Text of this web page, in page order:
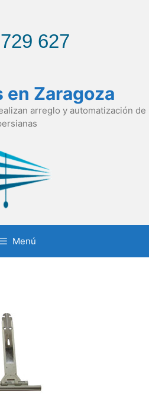
627
en Zaragoza
arreglo y automatización de
Menú